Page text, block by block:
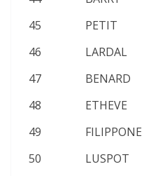
45
PETIT
46
LARDAL
47
BENARD
48
ETHEVE
49
FILIPPONE
50
LUSPOT